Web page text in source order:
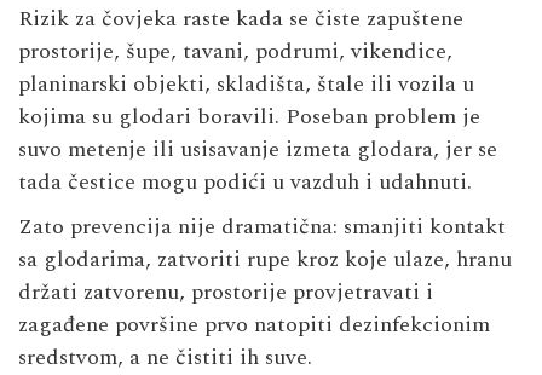
Rizik za čovjeka raste kada se čiste zapuštene
prostorije, šupe, tavani, podrumi, vikendice,
planinarski objekti, skladišta, štale ili vozila u
kojima su glodari boravili. Poseban problem je
suvo metenje ili usisavanje izmeta glodara, jer se
tada čestice mogu podići u vazduh i udahnuti.
Zato prevencija nije dramatična: smanjiti kontakt
sa glodarima, zatvoriti rupe kroz koje ulaze, hranu
držati zatvorenu, prostorije provjetravati i
zagađene površine prvo natopiti dezinfekcionim
sredstvom, a ne čistiti ih suve.